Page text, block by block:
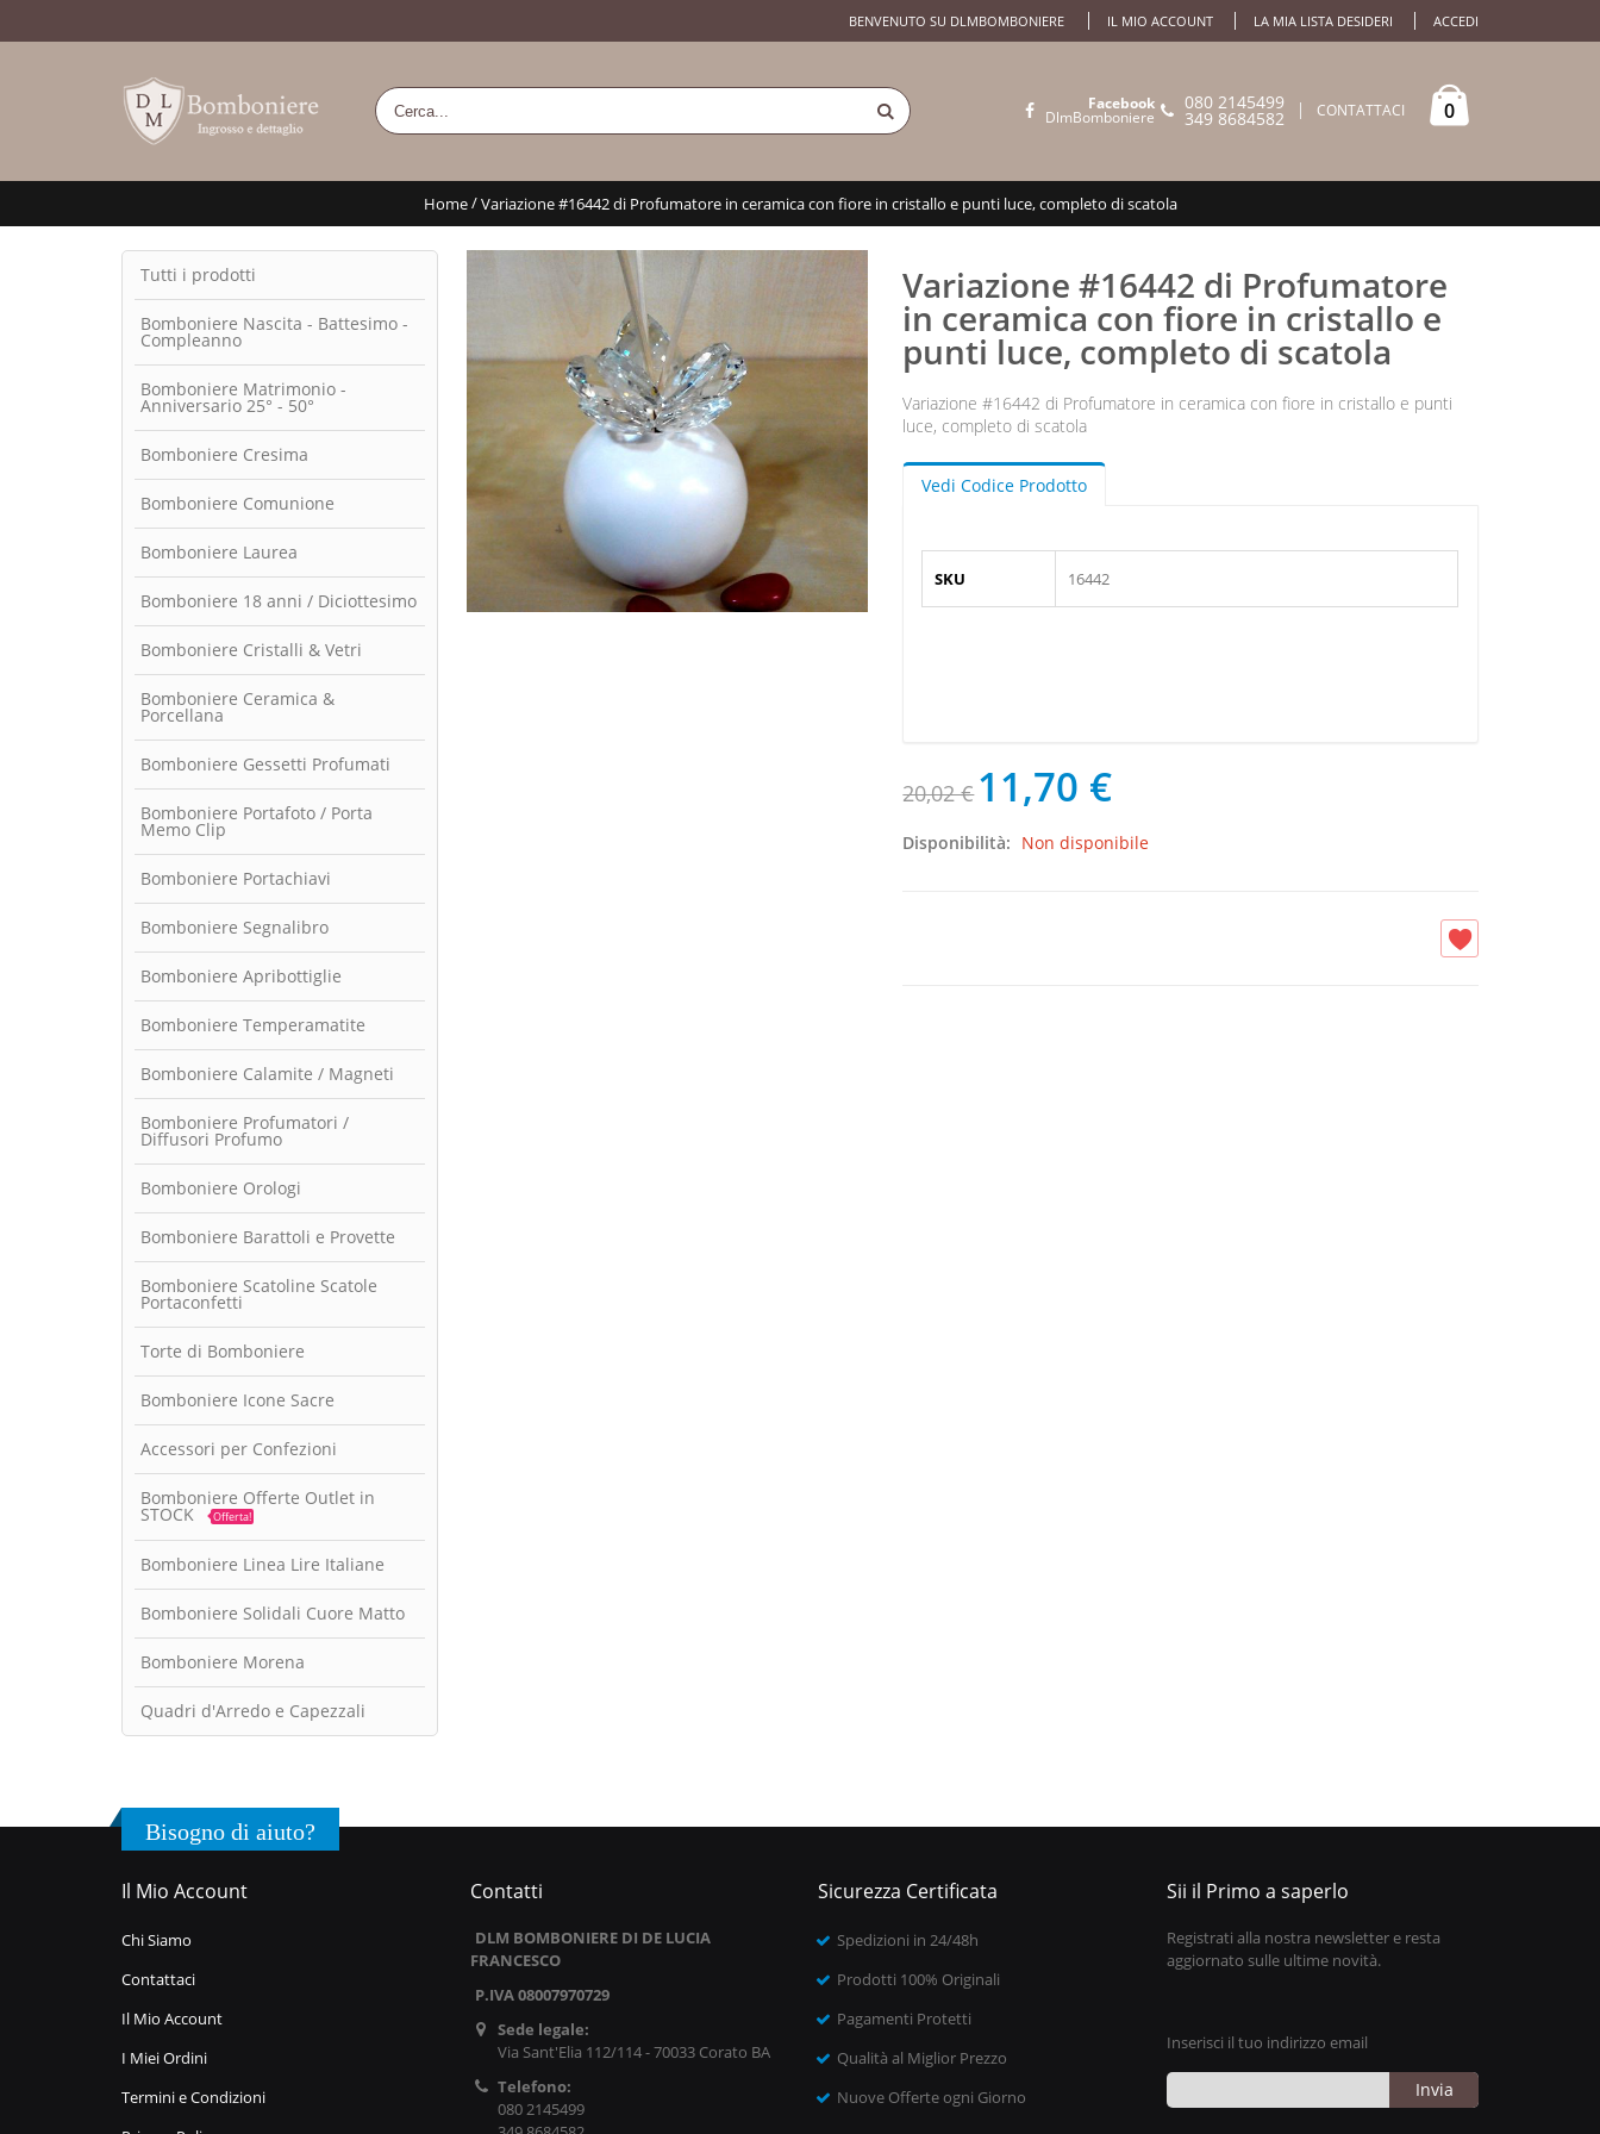
IL MIO ACCOUNT LA MIA LISTA DESIDERI ACCEDI
BENVENUTO SU DLMBOMBONIERE
Facebook
DlmBomboniere
080 2145499
349 8684582 CONTATTACI 0
Home/Variazione #16442 di Profumatore in ceramica con fiore in cristallo e punti luce, completo di scatola
Variazione #16442 di Profumatore
in ceramica con fiore in cristallo e
punti luce, completo di scatola
Variazione #16442 di Profumatore in ceramica con fiore in cristallo e punti
luce, completo di scatola
Vedi Codice Prodotto
SKU 16442
20,02 €11,70 €
Disponibilità: Non disponibile
Tutti i prodotti
Bomboniere Nascita - Battesimo -
Compleanno
Bomboniere Matrimonio -
Anniversario 25° - 50°
Bomboniere Cresima
Bomboniere Comunione
Bomboniere Laurea
Bomboniere 18 anni / Diciottesimo
Bomboniere Cristalli & Vetri
Bomboniere Ceramica &
Porcellana
Bomboniere Gessetti Profumati
Bomboniere Portafoto / Porta
Memo Clip
Bomboniere Portachiavi
Bomboniere Segnalibro
Bomboniere Apribottiglie
Bomboniere Temperamatite
Bomboniere Calamite / Magneti
Bomboniere Profumatori /
Diffusori Profumo
Bomboniere Orologi
Bomboniere Barattoli e Provette
Bomboniere Scatoline Scatole
Portaconfetti
Torte di Bomboniere
Bomboniere Icone Sacre
Accessori per Confezioni
Bomboniere Offerte Outlet in
STOCK Offerta!
Bomboniere Linea Lire Italiane
Bomboniere Solidali Cuore Matto
Bomboniere Morena
Quadri d'Arredo e Capezzali
Bisogno di aiuto?
Il Mio Account
Chi Siamo
Contattaci
Il Mio Account
I Miei Ordini
Termini e Condizioni
Contatti
DLM BOMBONIERE DI DE LUCIA
FRANCESCO
P.IVA 08007970729
Sede legale:
Via Sant'Elia 112/114 - 70033 Corato BA
Telefono:
080 2145499
Sicurezza Certificata
Spedizioni in 24/48h
Prodotti 100% Originali
Pagamenti Protetti
Qualità al Miglior Prezzo
Nuove Offerte ogni Giorno
Sii il Primo a saperlo
Registrati alla nostra newsletter e resta
aggiornato sulle ultime novità.
Inserisci il tuo indirizzo email
Invia